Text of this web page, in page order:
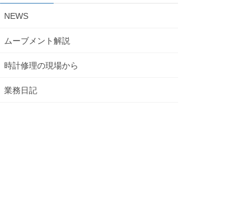
NEWS
ムーブメント解説
時計修理の現場から
業務日記